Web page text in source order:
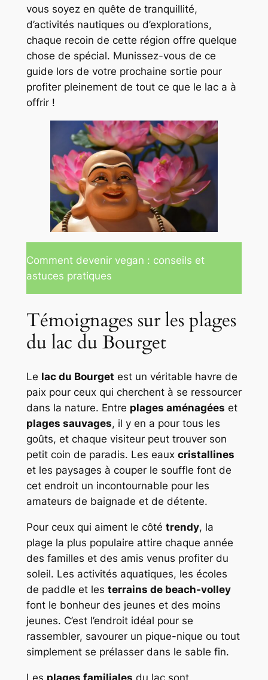
vous soyez en quête de tranquillité,
d’activités nautiques ou d’explorations,
chaque recoin de cette région offre quelque
chose de spécial. Munissez-vous de ce
guide lors de votre prochaine sortie pour
profiter pleinement de tout ce que le lac a à
offrir !
Comment devenir vegan : conseils et
astuces pratiques
Témoignages sur les plages
du lac du Bourget
Le lac du Bourget est un véritable havre de
paix pour ceux qui cherchent à se ressourcer
dans la nature. Entre plages aménagées et
plages sauvages, il y en a pour tous les
goûts, et chaque visiteur peut trouver son
petit coin de paradis. Les eaux cristallines
et les paysages à couper le souffle font de
cet endroit un incontournable pour les
amateurs de baignade et de détente.
Pour ceux qui aiment le côté trendy, la
plage la plus populaire attire chaque année
des familles et des amis venus profiter du
soleil. Les activités aquatiques, les écoles
de paddle et les terrains de beach-volley
font le bonheur des jeunes et des moins
jeunes. C’est l’endroit idéal pour se
rassembler, savourer un pique-nique ou tout
simplement se prélasser dans le sable fin.
Les plages familiales du lac sont